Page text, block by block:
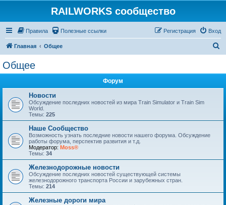
RAILWORKS сообщество
Правила Полезные ссылки Вход
Регистрация
Главная Общее
Общее
Форум
Новости
Обсуждение последних новостей из мира Train Simulator и Train Sim
World.
Темы: 225
Наше Сообщество
Возможность узнать последние новости нашего форума. Обсуждение
работы форума, перспектив развития и т.д.
Модератор: Moss®
Темы: 34
Железнодорожные новости
Обсуждение последних новостей существующей системы
железнодорожного транспорта России и зарубежных стран.
Темы: 214
Железные дороги мира